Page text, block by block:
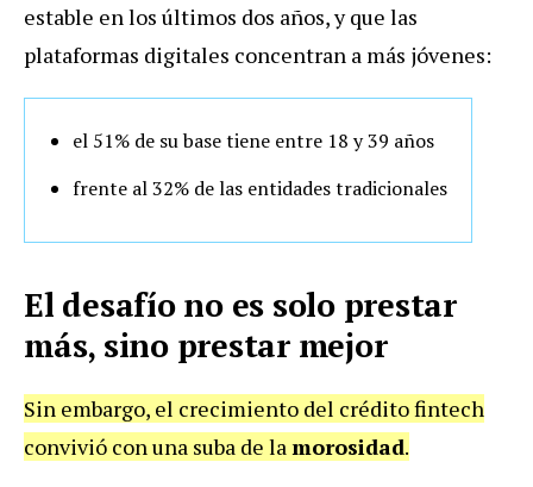
estable en los últimos dos años, y que las
plataformas digitales concentran a más jóvenes:
el 51% de su base tiene entre 18 y 39 años
frente al 32% de las entidades tradicionales
El desafío no es solo prestar
más, sino prestar mejor
Sin embargo, el crecimiento del crédito fintech
convivió con una suba de lamorosidad.